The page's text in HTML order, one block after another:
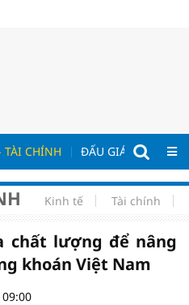
TÀI CHÍNH ĐẤU GIÁ - ĐẤU
Kinh tế Tài chính
chất lượng để nâng
khoán Việt Nam